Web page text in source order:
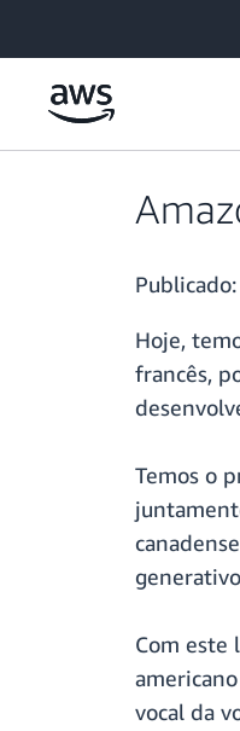
Publicado:
Hoje,
francês,
Temos o
Com este
vocal da